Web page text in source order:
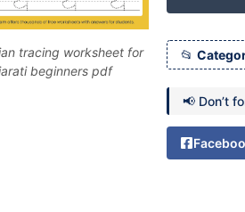
tracing worksheet for
beginners pdf
📢 Don’t